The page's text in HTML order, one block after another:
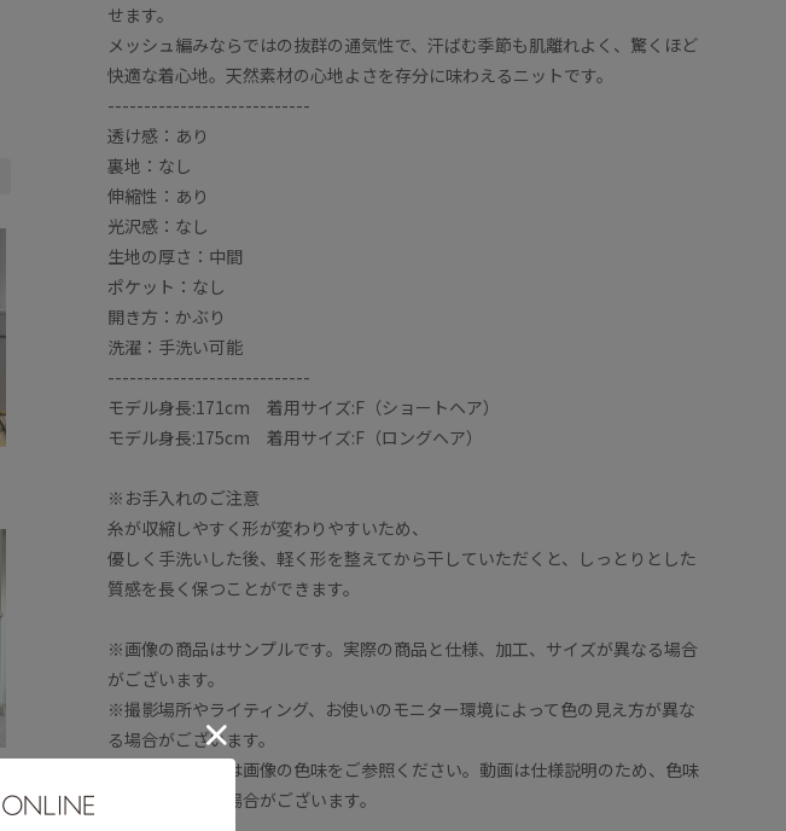
せます。
メッシュ編みならではの抜群の通気性で、汗ばむ季節も肌離れよく、驚くほど
快適な着心地。天然素材の心地よさを存分に味わえるニットです。
----------------------------
透け感：あり
裏地：なし
伸縮性：あり
光沢感：なし
生地の厚さ：中間
ポケット：なし
開き方：かぶり
洗濯：手洗い可能
----------------------------
モデル身長:171cm 着用サイズ:F（ショートヘア）
モデル身長:175cm 着用サイズ:F（ロングヘア）
※お手入れのご注意
糸が収縮しやすく形が変わりやすいため、
優しく手洗いした後、軽く形を整えてから干していただくと、しっとりとした
質感を長く保つことができます。
※画像の商品はサンプルです。実際の商品と仕様、加工、サイズが異なる場合
がございます。
※撮影場所やライティング、お使いのモニター環境によって色の見え方が異な
る場合がございます。
※商品のカラーは画像の色味をご参照ください。動画は仕様説明のため、色味
が実物と異なる場合がございます。